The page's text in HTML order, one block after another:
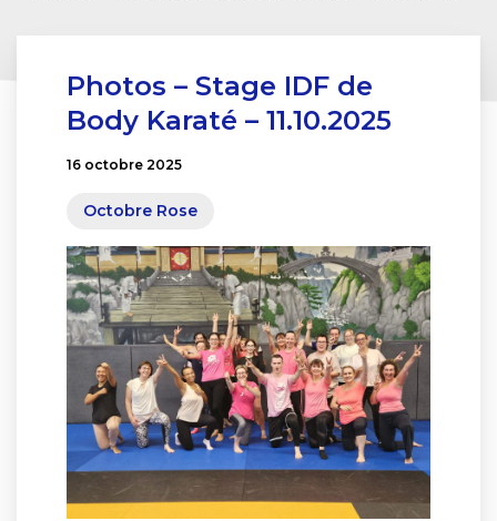
Photos – Stage IDF de
Body Karaté – 11.10.2025
16 octobre 2025
Octobre Rose